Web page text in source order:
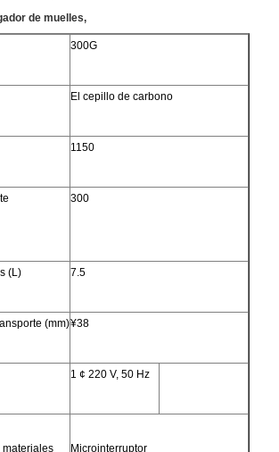
de muelles,
300G
El cepillo de carbono
1150
300
(L) 7.5
(mm)¥38
1 ¢ 220 V, 50 Hz
Microinterruptor